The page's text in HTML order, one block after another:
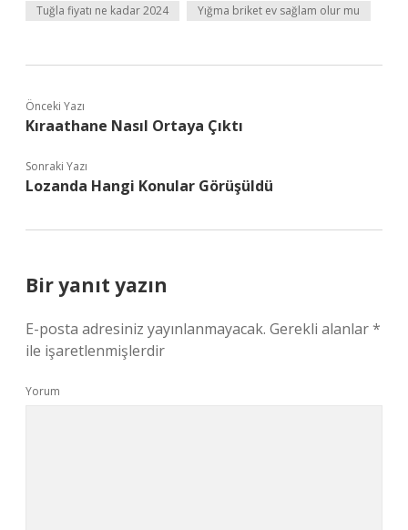
Tuğla fiyatı ne kadar 2024 Yığma briket ev sağlam olur mu
Önceki Yazı
Kıraathane Nasıl Ortaya Çıktı
Sonraki Yazı
Lozanda Hangi Konular Görüşüldü
Bir yanıt yazın
E-posta adresiniz yayınlanmayacak. Gerekli alanlar*
ile işaretlenmişlerdir
Yorum